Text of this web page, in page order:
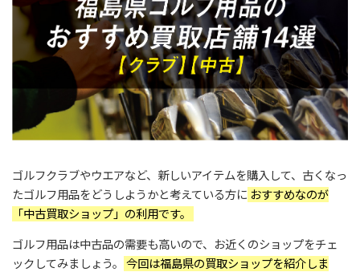
ゴルフクラブやウエアなど、新しいアイテムを購入して、古くなっ
たゴルフ用品をどうしようかと考えている方に おすすめなのが
「中古買取ショップ」の利用です。
ゴルフ用品は中古品の需要も高いので、お近くのショップをチェ
ックしてみましょう。
今回は福島県の買取ショップを紹介しま